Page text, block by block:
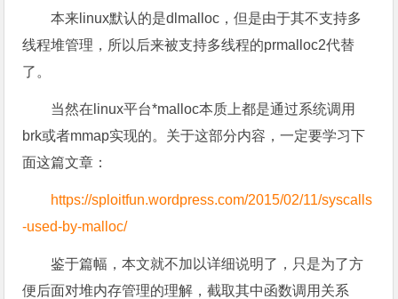
本来linux默认的是dlmalloc，但是由于其不支持多
线程堆管理，所以后来被支持多线程的prmalloc2代替
了。
当然在linux平台*malloc本质上都是通过系统调用
brk或者mmap实现的。关于这部分内容，一定要学习下
面这篇文章：
https://sploitfun.wordpress.com/2015/02/11/syscalls
-used-by-malloc/
鉴于篇幅，本文就不加以详细说明了，只是为了方
便后面对堆内存管理的理解，截取其中函数调用关系